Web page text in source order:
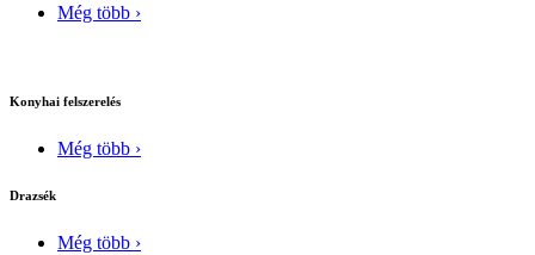
Még több ›
Konyhai felszerelés
Még több ›
Drazsék
Még több ›